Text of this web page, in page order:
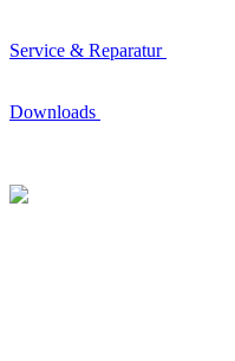
Service & Reparatur
Downloads